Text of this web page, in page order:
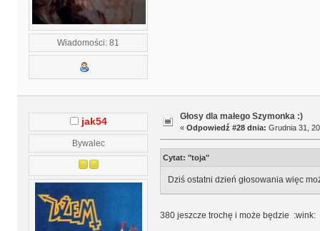
Wiadomości: 81
jak54
Bywalec
Głosy dla małego Szymonka :)
« Odpowiedź #28 dnia: Grudnia 31,
Cytat: "toja"
Dziś ostatni dzień głosowania więc
380 jeszcze trochę i może będzie :wink: